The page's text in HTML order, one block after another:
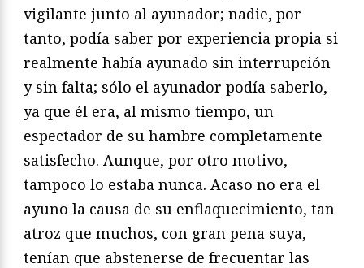
vigilante junto al ayunador; nadie, por
tanto, podía saber por experiencia propia si
realmente había ayunado sin interrupción
y sin falta; sólo el ayunador podía saberlo,
ya que él era, al mismo tiempo, un
espectador de su hambre completamente
satisfecho. Aunque, por otro motivo,
tampoco lo estaba nunca. Acaso no era el
ayuno la causa de su enflaquecimiento, tan
atroz que muchos, con gran pena suya,
tenían que abstenerse de frecuentar las